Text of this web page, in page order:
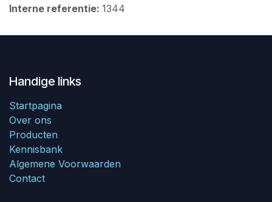
Interne referentie: 1344
Handige links
Startpagina
Over ons
Producten
Kennisbank
Algemene Voorwaarden
Contact